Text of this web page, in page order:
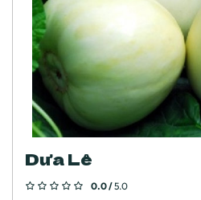
Dưa Lê
0.0 /5.0